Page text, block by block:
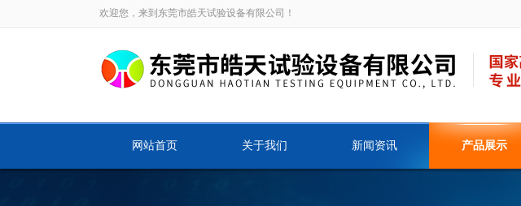
欢迎您，来到东莞市皓天试验设备有限公司！
网站首页 关于我们 新闻资讯 产品展示